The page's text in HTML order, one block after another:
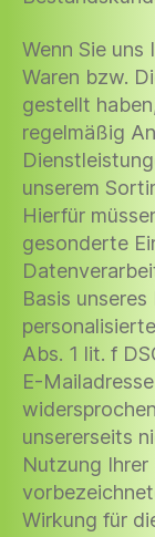
Wenn Sie uns
Waren bzw.
gestellt
regelmäßig
unserem
Hierfür
gesonderte
Basis
Abs. 1 lit. f
E-
unsererseits
Nutzung Ihrer
Wirkung für